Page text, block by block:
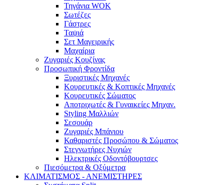
Τηγάνια WOK
Σωτέζες
Γάστρες
Ταψιά
Σετ Μαγειρικής
Μαχαίρια
Ζυγαριές Κουζίνας
Προσωπική Φροντίδα
Ξυριστικές Μηχανές
Κουρευτικές & Κοπτικές Μηχανές
Κουρευτικές Σώματος
Αποτριχωτές & Γυναικείες Μηχαν.
Styling Μαλλιών
Σεσουάρ
Ζυγαριές Μπάνιου
Καθαριστές Προσώπου & Σώματος
Στεγνωτήρες Νυχιών
Ηλεκτρικές Οδοντόβουρτσες
Πιεσόμετρα & Οξύμετρα
ΚΛΙΜΑΤΙΣΜΟΣ - ΑΝΕΜΙΣΤΗΡΕΣ